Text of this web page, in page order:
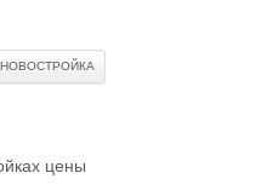
НОВОСТРОЙКА
цены